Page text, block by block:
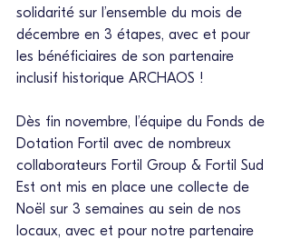
solidarité sur l’ensemble du mois de
décembre en 3 étapes, avec et pour
les bénéficiaires de son partenaire
inclusif historique ARCHAOS !
Dès fin novembre, l’équipe du Fonds de
Dotation Fortil avec de nombreux
collaborateurs Fortil Group & Fortil Sud
Est ont mis en place une collecte de
Noël sur 3 semaines au sein de nos
locaux, avec et pour notre partenaire